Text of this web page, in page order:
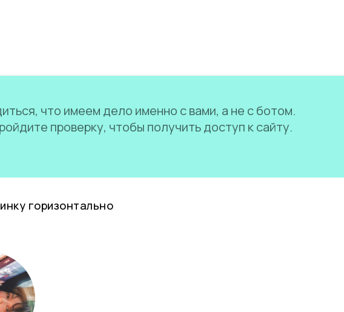
что имеем дело именно с вами, а не с ботом.
проверку, чтобы получить доступ к сайту.
горизонтально